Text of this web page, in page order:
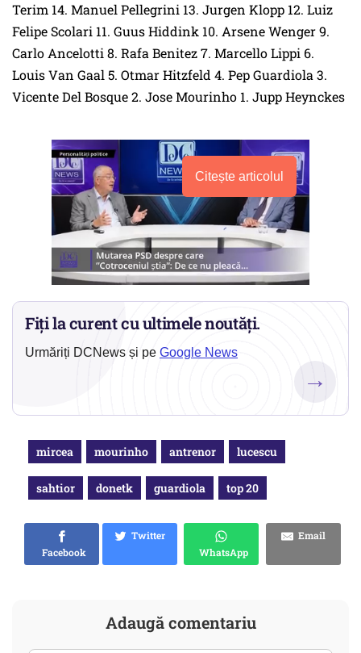
Terim 14. Manuel Pellegrini 13. Jurgen Klopp 12. Luiz
Felipe Scolari 11. Guus Hiddink 10. Arsene Wenger 9.
Carlo Ancelotti 8. Rafa Benitez 7. Marcello Lippi 6.
Louis Van Gaal 5. Otmar Hitzfeld 4. Pep Guardiola 3.
Vicente Del Bosque 2. Jose Mourinho 1. Jupp Heynckes
Citește articolul
Fiți la curent cu ultimele noutăți.
Urmăriți DCNews și pe Google News
→
mircea mourinho antrenor lucescu
sahtior donetk guardiola top 20
Facebook
Twitter
WhatsApp
Email
Adaugă comentariu